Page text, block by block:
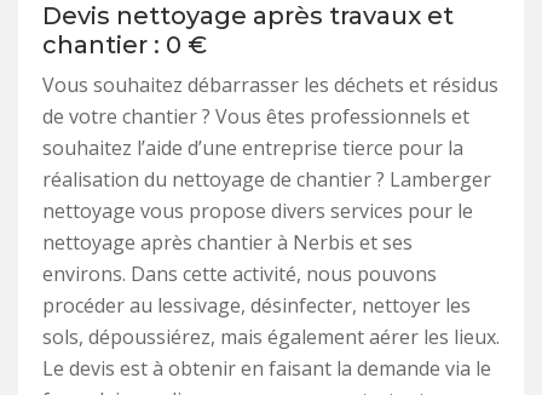
Devis nettoyage après travaux et
chantier : 0 €
Vous souhaitez débarrasser les déchets et résidus
de votre chantier ? Vous êtes professionnels et
souhaitez l’aide d’une entreprise tierce pour la
réalisation du nettoyage de chantier ? Lamberger
nettoyage vous propose divers services pour le
nettoyage après chantier à Nerbis et ses
environs. Dans cette activité, nous pouvons
procéder au lessivage, désinfecter, nettoyer les
sols, dépoussiérez, mais également aérer les lieux.
Le devis est à obtenir en faisant la demande via le